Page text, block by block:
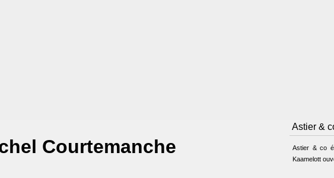
Courtemanche
Astier &
Astier & co
Kaamelott